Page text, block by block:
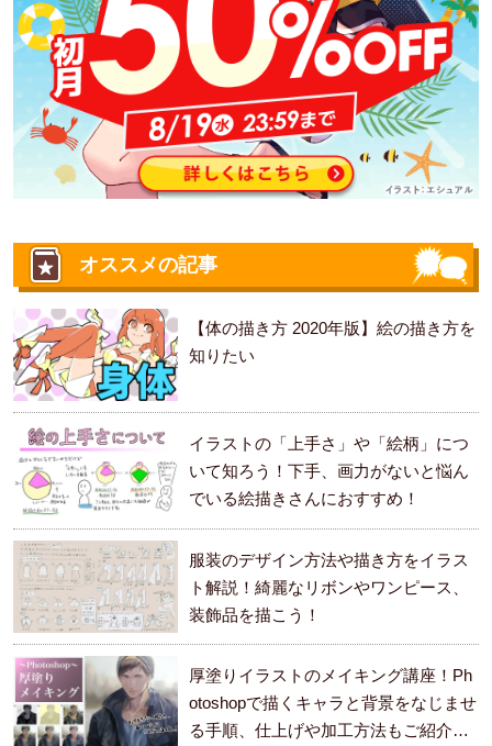
オススメの記事
【体の描き方 2020年版】絵の描き方を
知りたい
イラストの「上手さ」や「絵柄」につ
いて知ろう！下手、画力がないと悩ん
でいる絵描きさんにおすすめ！
服装のデザイン方法や描き方をイラス
ト解説！綺麗なリボンやワンピース、
装飾品を描こう！
厚塗りイラストのメイキング講座！Ph
otoshopで描くキャラと背景をなじませ
る手順、仕上げや加工方法もご紹介し